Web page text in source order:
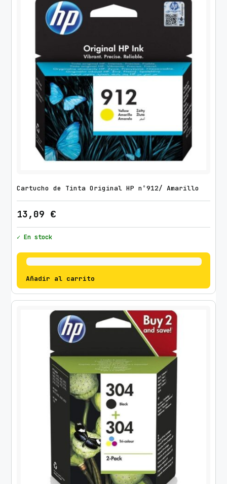
Cartucho de Tinta Original HP nº912/ Amarillo
13,09 €
✓ En stock
Añadir al carrito